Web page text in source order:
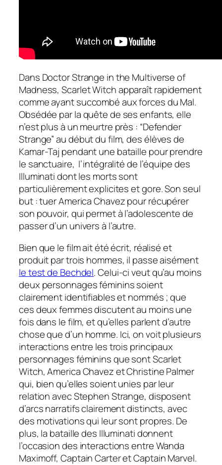
Dans Doctor Strange in the Multiverse of
Madness, Scarlet Witch apparaît rapidement
comme ayant succombé aux forces du Mal.
Obsédée par la quête de ses enfants, elle
n’est plus à un meurtre près : “Defender
Strange” au début du film, des élèves de
Kamar-Taj pendant une bataille pour prendre
le sanctuaire, l’intégralité de l’équipe des
Illuminati dont les morts sont
particulièrement explicites etgore. Son seul
but : tuer America Chavez pour récupérer
son pouvoir, qui permet à l’adolescente de
passer d’un univers à l’autre.
Bien que le film ait été écrit, réalisé et
produit par trois hommes, il passe aisément
le test de Bechdel. Celui-ci veut qu’au moins
deux personnages féminins soient
clairement identifiables et nommés ; que
ces deux femmes discutent au moins une
fois dans le film, et qu’elles parlent d’autre
chose que d’un homme. Ici, on voit plusieurs
interactions entre les trois principaux
personnages féminins que sont Scarlet
Witch, America Chavez et Christine Palmer
qui, bien qu’elles soient unies par leur
relation avec Stephen Strange, disposent
d’arcs narratifs clairement distincts, avec
des motivations qui leur sont propres. De
plus, la bataille des Illuminati donnent
l’occasion des interactions entre Wanda
Maximoff, Captain Carter et Captain Marvel.